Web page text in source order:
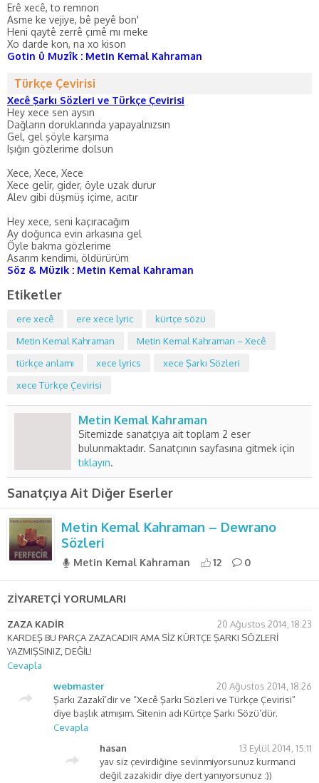
Erê xecê, to remnon
Asme ke vejiye, bê peyê bon'
Heni qaytê zerrê çımê mı meke
Xo darde kon, na xo kison
Gotin û Muzîk : Metin Kemal Kahraman
Türkçe Çevirisi
Xecê Şarkı Sözleri ve Türkçe Çevirisi
Hey xece sen aysın
Dağların doruklarında yapayalnızsın
Gel, gel şöyle karşıma
Işığın gözlerime dolsun
Xece, Xece, Xece
Xece gelir, gider, öyle uzak durur
Alev gibi düşmüş içime, acıtır
Hey xece, seni kaçıracağım
Ay doğunca evin arkasına gel
Öyle bakma gözlerime
Asarım kendimi, öldürürüm
Söz & Müzik : Metin Kemal Kahraman
Etiketler
ere xecê ere xece lyric
kürtçe sözü
Metin Kemal Kahraman
Metin Kemal Kahraman – Xecê
türkçe anlamı
xece lyrics
xece Şarkı Sözleri
xece Türkçe Çevirisi
Metin Kemal Kahraman
Sitemizde sanatçıya ait toplam 2 eser
bulunmaktadır. Sanatçının sayfasına gitmek için
tıklayın.
Sanatçıya Ait Diğer Eserler
Metin Kemal Kahraman – Dewrano
Sözleri
Metin Kemal Kahraman 12 0
ZİYARETÇİ YORUMLARI
ZAZA KADİR
20 Ağustos 2014, 18:23
KARDEŞ BU PARÇA ZAZACADIR AMA SİZ KÜRTÇE ŞARKI SÖZLERİ
YAZMIŞSINIZ, DEĞİL!
Cevapla
webmaster
20 Ağustos 2014, 18:26
Şarkı Zazakî’dir ve “Xecê Şarkı Sözleri ve Türkçe Çevirisi”
diye başlık atmışım. Sitenin adı Kürtçe Şarkı Sözü’dür.
Cevapla
hasan
13 Eylül 2014, 15:11
yav siz çevirdiğine sevinmiyorsunuz kurmanci
değil zazakidir diye dert yanıyorsunuz :))